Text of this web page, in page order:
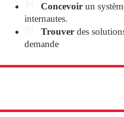
Concevoirun
internautes.
Trouverdes
demande